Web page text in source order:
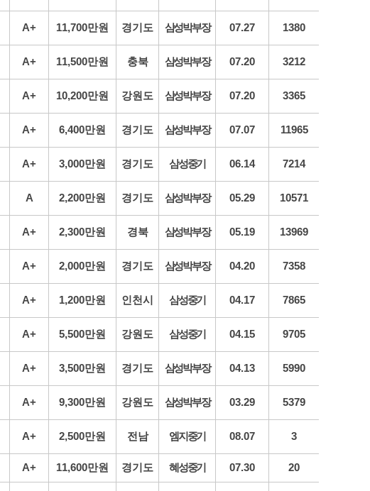
A+ 11,700만원 경기도 삼성박부장 07.27 1380
A+ 11,500만원 충북 삼성박부장 07.20 3212
A+ 10,200만원 강원도 삼성박부장 07.20 3365
A+ 6,400만원 경기도 삼성박부장 07.07 11965
A+ 3,000만원 경기도 삼성중기 06.14 7214
A 2,200만원 경기도 삼성박부장 05.29 10571
A+ 2,300만원 경북 삼성박부장 05.19 13969
A+ 2,000만원 경기도 삼성박부장 04.20 7358
A+ 1,200만원 인천시 삼성중기 04.17 7865
A+ 5,500만원 강원도 삼성중기 04.15 9705
A+ 3,500만원 경기도 삼성박부장 04.13 5990
A+ 9,300만원 강원도 삼성박부장 03.29 5379
A+ 2,500만원 전남 엠지중기 08.07 3
A+ 11,600만원 경기도 혜성중기 07.30 20